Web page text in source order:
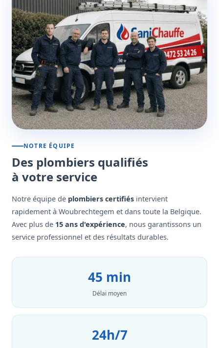
NOTRE ÉQUIPE
Des plombiers qualifiés
à votre service
Notre équipe de plombiers certifiés intervient
rapidement à Woubrechtegem et dans toute la Belgique.
Avec plus de 15 ans d'expérience, nous garantissons un
service professionnel et des résultats durables.
45 min
Délai moyen
24h/7